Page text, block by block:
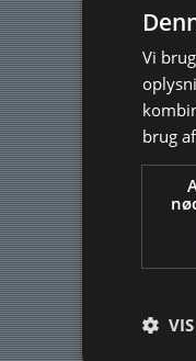
Vi
brug